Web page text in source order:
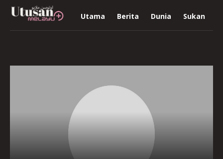
Utama Berita Dunia Sukan